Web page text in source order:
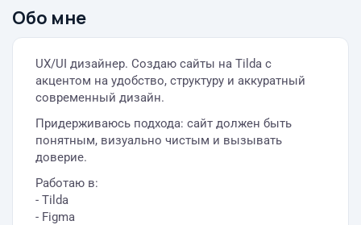
Обо мне
UX/UI дизайнер. Создаю сайты на Tilda с
акцентом на удобство, структуру и аккуратный
современный дизайн.
Придерживаюсь подхода: сайт должен быть
понятным, визуально чистым и вызывать
доверие.
Работаю в:
- Tilda
- Figma